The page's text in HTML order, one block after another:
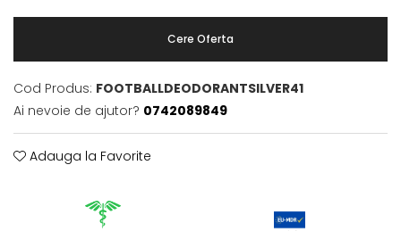
Cere Oferta
Cod Produs: FOOTBALLDEODORANTSILVER41
Ai nevoie de ajutor? 0742089849
Adauga la Favorite